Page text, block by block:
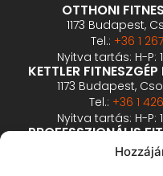
OTTHONI
1173 Budapest,
Tel.: +36 1
Nyitva tartás: H-P:
KETTLER
1173 Budapest,
Tel.: +36 1
Nyitva tartás: H-P:
PROFESSZIONÁLIS
2360